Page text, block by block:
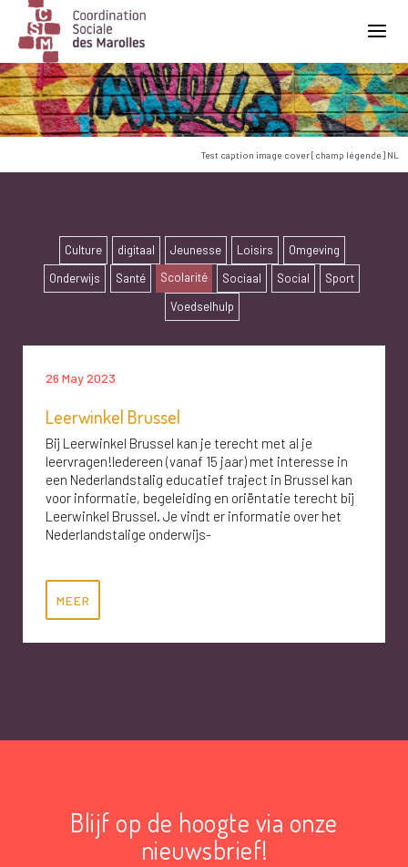
Main Navigation
Test caption image cover [champ légende] NL
Culture digitaal Jeunesse Loisirs
Omgeving
Onderwijs
Santé Scolarité Sociaal Social
Sport
Voedselhulp
26 May 2023
Leerwinkel Brussel
Bij Leerwinkel Brussel kan je terecht met al je
leervragen!Iedereen (vanaf 15 jaar) met interesse in
een Nederlandstalig educatief traject in Brussel kan
voor informatie, begeleiding en oriëntatie terecht bij
Leerwinkel Brussel. Je vindt er informatie over het
Nederlandstalige onderwijs-
MEER
Blijf op de hoogte via onze
nieuwsbrief!